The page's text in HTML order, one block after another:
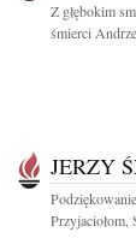
Z głębokim
śmierci
JERZY